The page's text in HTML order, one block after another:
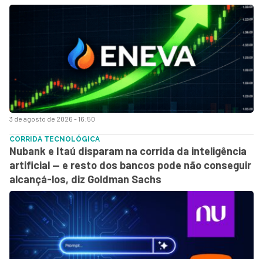
3 de agosto de 2026 - 16:50
CORRIDA TECNOLÓGICA
Nubank e Itaú disparam na corrida da inteligência
artificial — e resto dos bancos pode não conseguir
alcançá-los, diz Goldman Sachs